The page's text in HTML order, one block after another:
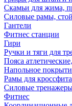
Скамьи для жима,
Силовые рамы,
Гантели
Фитнес станции
Гири
Ручки и тяги для
Пояса
Напольное
Рамы для кроссфита
Силовые тренажеры
Фитнес